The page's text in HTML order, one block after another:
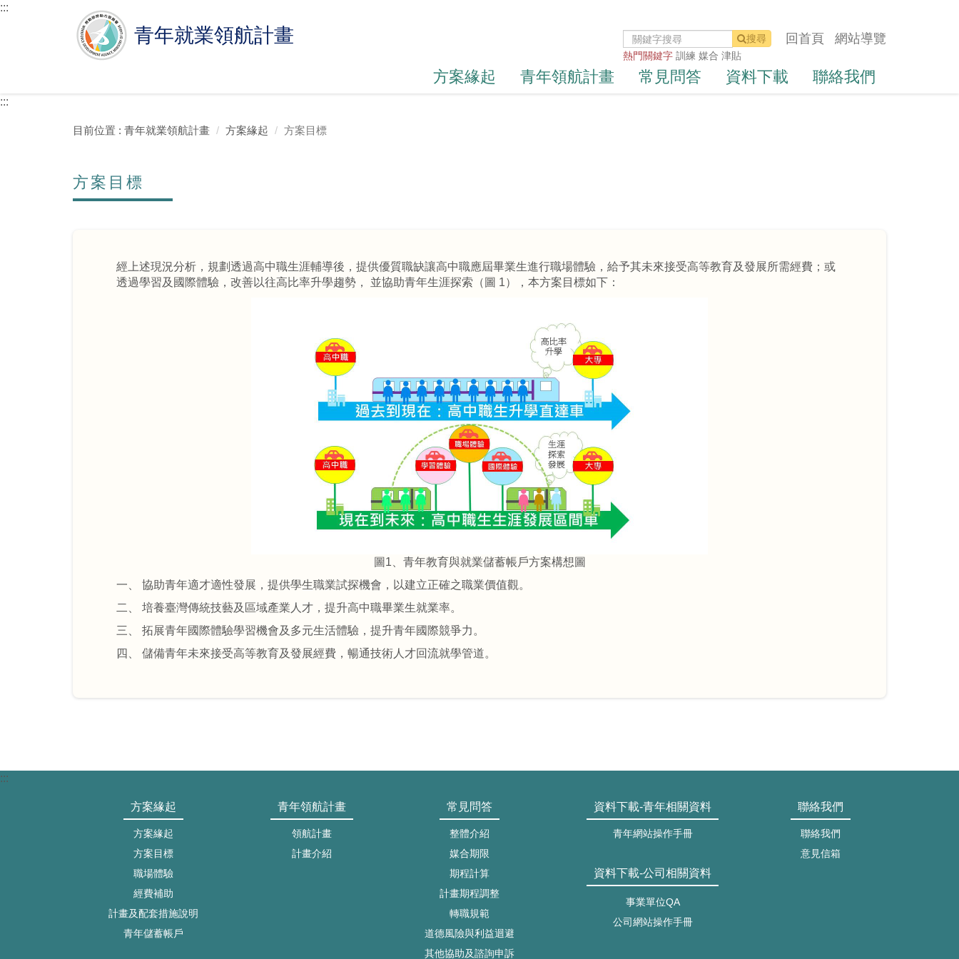
:::
跳
區
青年就業領航計畫 搜尋
熱門關鍵字 訓練 媒合 津貼
回首頁 網站導覽
方案緣起 青年領航計畫 常見問答 資料下載 聯絡我們
:::
目前位置 : 青年就業領航計畫 方案緣起 方案目標
方案目標
經上述現況分析，規劃透過高中職生涯輔導後，提供優質職缺讓高中職應屆畢業生進行職場體驗，給予其未來接受高等教育及發展所需經費；或
透過學習及國際體驗，改善以往高比率升學趨勢， 並協助青年生涯探索（圖 1），本方案目標如下：
圖1、青年教育與就業儲蓄帳戶方案構想圖
一、 協助青年適才適性發展，提供學生職業試探機會，以建立正確之職業價值觀。
二、 培養臺灣傳統技藝及區域產業人才，提升高中職畢業生就業率。
三、 拓展青年國際體驗學習機會及多元生活體驗，提升青年國際競爭力。
四、 儲備青年未來接受高等教育及發展經費，暢通技術人才回流就學管道。
:::
方案緣起
方案緣起
方案目標
職場體驗
經費補助
計畫及配套措施說明
青年儲蓄帳戶
青年領航計畫
領航計畫
計畫介紹
常見問答
整體介紹
媒合期限
期程計算
計畫期程調整
轉職規範
道德風險與利益迴避
其他協助及諮詢申訴
資料下載-青年相關資料
青年網站操作手冊
資料下載-公司相關資料
事業單位QA
公司網站操作手冊
聯絡我們
聯絡我們
意見信箱